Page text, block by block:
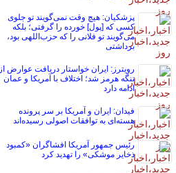
پزشکیان: هیچ وقت نمی‌گویند تو جلوی
کسی که [پول] خورده را گرفتی؛ بلکه
می‌گویند تو فلانی را که حزب‌اللهی بود،
برداشتی
رویترز: ایران خواستار دریافت عوارض از
تنگه هرمز شد؛ اختلاف با آمریکا و عمان
ادامه دارد
فیدان: ایران و آمریکا بر سر پرونده
هسته‌ای به توافقات اصولی رسیده‌اند
رئیس جمهور آمریکا افشاگران «کمبود
ذخایر موشکی» را تهدید کرد